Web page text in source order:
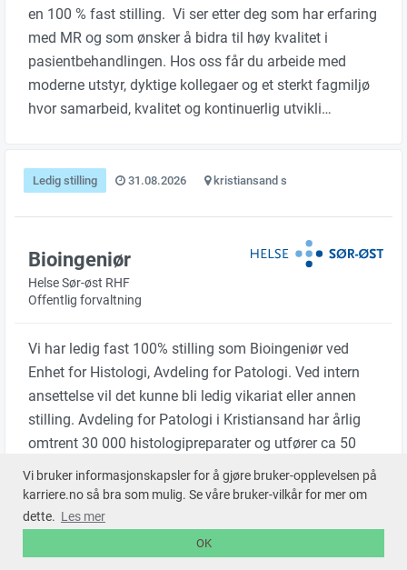
Vi bruker informasjonskapsler for å gjøre bruker-opplevelsen på
karriere.no så bra som mulig. Se våre bruker-vilkår for mer om
dette. Les mer
OK
en 100 % fast stilling. Vi ser etter deg som har erfaring
med MR og som ønsker å bidra til høy kvalitet i
pasientbehandlingen. Hos oss får du arbeide med
moderne utstyr, dyktige kollegaer og et sterkt fagmiljø
hvor samarbeid, kvalitet og kontinuerlig utvikli…
Ledig stilling 31.08.2026 kristiansand s
Bioingeniør
Helse Sør-øst RHF
Offentlig forvaltning
Vi har ledig fast 100% stilling som Bioingeniør ved
Enhet for Histologi, Avdeling for Patologi. Ved intern
ansettelse vil det kunne bli ledig vikariat eller annen
stilling. Avdeling for Patologi i Kristiansand har årlig
omtrent 30 000 histologipreparater og utfører ca 50
obduksjoner årlig. Enhet for Histologi består i dag av
18 Bioingeniører og 4 sekretære…